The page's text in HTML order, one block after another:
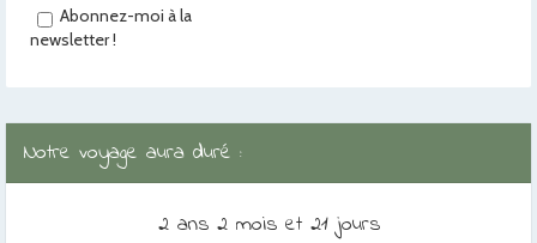
Abonnez-moi à la
newsletter !
Notre voyage aura duré :
2 ans 2 mois et 21 jours